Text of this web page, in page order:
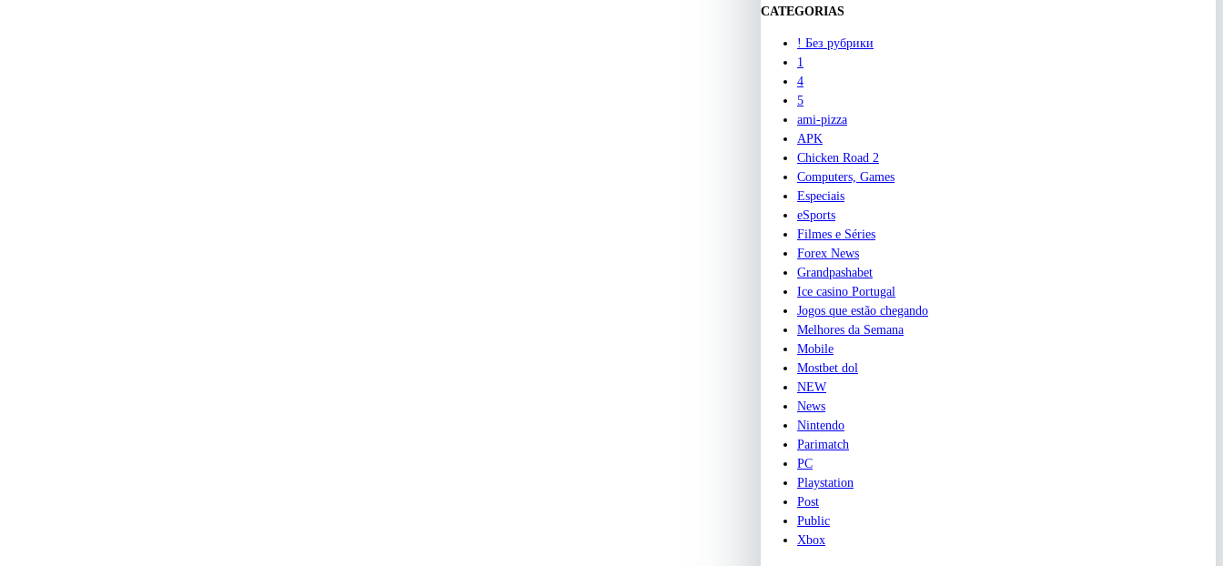
CATEGORIAS
! Без рубрики
1
4
5
ami-pizza
APK
Chicken Road 2
Computers, Games
Especiais
eSports
Filmes e Séries
Forex News
Grandpashabet
Ice casino Portugal
Jogos que estão chegando
Melhores da Semana
Mobile
Mostbet dol
NEW
News
Nintendo
Parimatch
PC
Playstation
Post
Public
Xbox